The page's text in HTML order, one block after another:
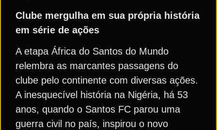
Clube mergulha em sua própria história
em série de ações
A etapa África do Santos do Mundo
relembra as marcantes passagens do
clube pelo continente com diversas ações.
A inesquecível história na Nigéria, há 53
anos, quando o Santos FC parou uma
guerra civil no país, inspirou o novo